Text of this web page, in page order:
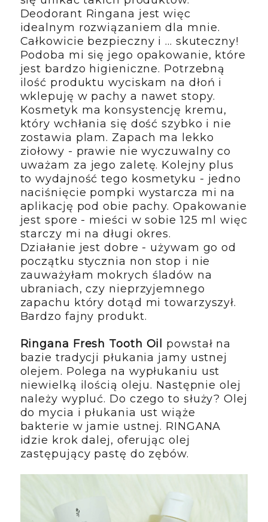
Deodorant Ringana jest więc
idealnym rozwiązaniem dla mnie.
Całkowicie bezpieczny i ... skuteczny!
Podoba mi się jego opakowanie, które
jest bardzo higieniczne. Potrzebną
ilość produktu wyciskam na dłoń i
wklepuję w pachy a nawet stopy.
Kosmetyk ma konsystencję kremu,
który wchłania się dość szybko i nie
zostawia plam. Zapach ma lekko
ziołowy - prawie nie wyczuwalny co
uważam za jego zaletę. Kolejny plus
to wydajność tego kosmetyku - jedno
naciśnięcie pompki wystarcza mi na
aplikację pod obie pachy. Opakowanie
jest spore - mieści w sobie 125 ml więc
starczy mi na długi okres.
Działanie jest dobre - używam go od
początku stycznia non stop i nie
zauważyłam mokrych śladów na
ubraniach, czy nieprzyjemnego
zapachu który dotąd mi towarzyszył.
Bardzo fajny produkt.
Ringana Fresh Tooth Oil
powstał na
bazie tradycji płukania jamy ustnej
olejem. Polega na wypłukaniu ust
niewielką ilością oleju. Następnie olej
należy wypluć. Do czego to służy? Olej
do mycia i płukania ust wiąże
bakterie w jamie ustnej. RINGANA
idzie krok dalej, oferując olej
zastępujący pastę do zębów.